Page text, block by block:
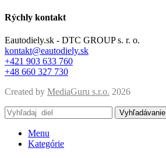
Rýchly kontakt
Eautodiely.sk - DTC GROUP s. r. o.
kontakt@eautodiely.sk
+421 903 633 760
+48 660 327 730
Created by MediaGuru s.r.o. 2026
Vyhľadávanie
Menu
Kategórie